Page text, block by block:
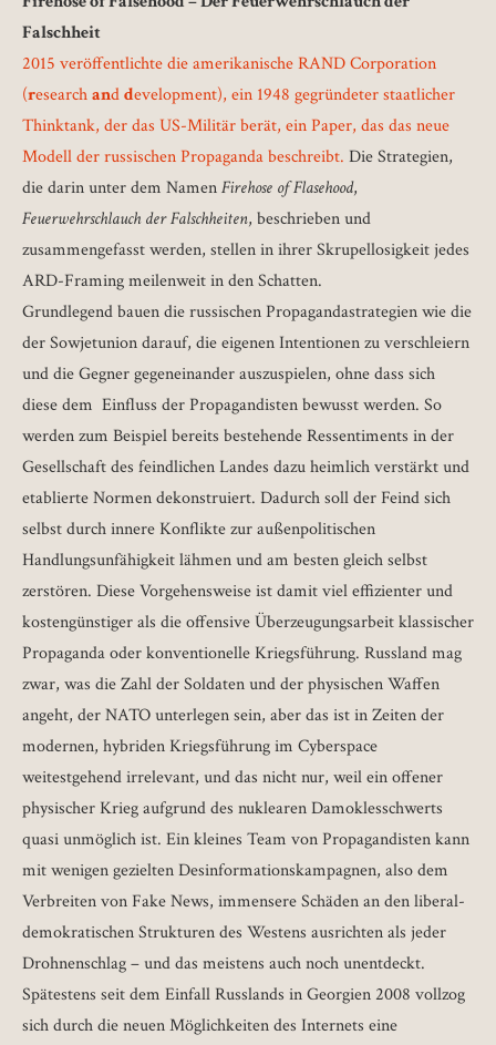
Falschheit
2015 veröffentlichte die amerikanische RAND Corporation
(researchanddevelopment), ein 1948 gegründeter staatlicher
Thinktank, der das US-Militär berät, ein Paper, das das neue
Modell der russischen Propaganda beschreibt. Die Strategien,
die darin unter dem NamenFirehose of Flasehood,
Feuerwehrschlauch der Falschheiten, beschrieben und
zusammengefasst werden, stellen in ihrer Skrupellosigkeit jedes
ARD-Framing meilenweit in den Schatten.
Grundlegend bauen die russischen Propagandastrategien wie die
der Sowjetunion darauf, die eigenen Intentionen zu verschleiern
und die Gegner gegeneinander auszuspielen, ohne dass sich
diese dem Einfluss der Propagandisten bewusst werden. So
werden zum Beispiel bereits bestehende Ressentiments in der
Gesellschaft des feindlichen Landes dazu heimlich verstärkt und
etablierte Normen dekonstruiert. Dadurch soll der Feind sich
selbst durch innere Konflikte zur außenpolitischen
Handlungsunfähigkeit lähmen und am besten gleich selbst
zerstören. Diese Vorgehensweise ist damit viel effizienter und
kostengünstiger als die offensive Überzeugungsarbeit klassischer
Propaganda oder konventionelle Kriegsführung. Russland mag
zwar, was die Zahl der Soldaten und der physischen Waffen
angeht, der NATO unterlegen sein, aber das ist in Zeiten der
modernen, hybriden Kriegsführung im Cyberspace
weitestgehend irrelevant, und das nicht nur, weil ein offener
physischer Krieg aufgrund des nuklearen Damoklesschwerts
quasi unmöglich ist. Ein kleines Team von Propagandisten kann
mit wenigen gezielten Desinformationskampagnen, also dem
Verbreiten von Fake News, immensere Schäden an den liberal-
demokratischen Strukturen des Westens ausrichten als jeder
Drohnenschlag – und das meistens auch noch unentdeckt.
Spätestens seit dem Einfall Russlands in Georgien 2008 vollzog
sich durch die neuen Möglichkeiten des Internets eine